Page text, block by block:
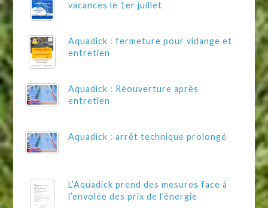
vacances le 1er juillet
Aquadick : fermeture pour vidange et
entretien
Aquadick : Réouverture après
entretien
Aquadick : arrêt technique prolongé
L’Aquadick prend des mesures face à
l’envolée des prix de l’énergie